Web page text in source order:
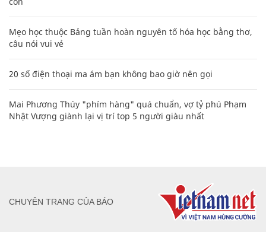
Mẹo học thuộc Bảng tuần hoàn nguyên tố hóa học bằng thơ,
câu nói vui vẻ
20 số điện thoại ma ám bạn không bao giờ nên gọi
Mai Phương Thúy "phím hàng" quá chuẩn, vợ tỷ phú Phạm
Nhật Vượng giành lại vị trí top 5 người giàu nhất
CHUYÊN TRANG CỦA BÁO